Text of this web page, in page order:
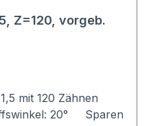
Z=120, vorgeb.
mit 120 Zähnen
20° Sparen